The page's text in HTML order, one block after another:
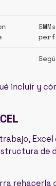
incluir y
Excel
de
rehacerla